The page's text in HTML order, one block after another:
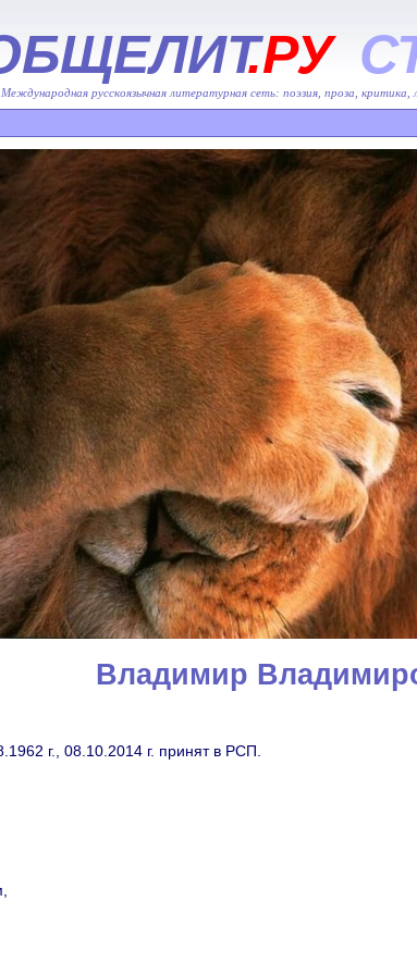
.РУ
Международная русскоязычная литературная сеть: поэзия, проза, критика,
Владимир
г., 08.10.2014 г. принят в РСП.